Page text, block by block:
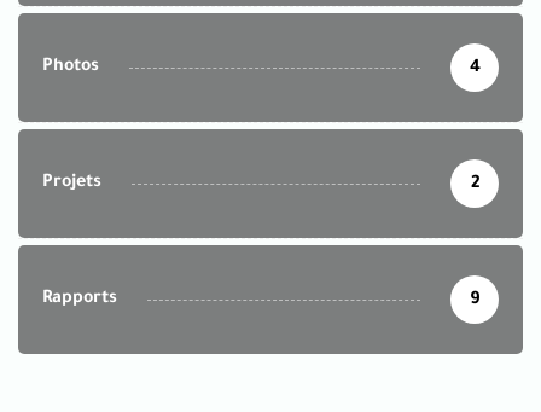
Photos 4
Projets 2
Rapports 9